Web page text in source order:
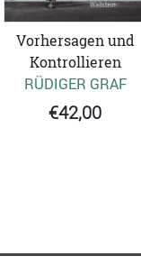
Vorhersagen und
Kontrollieren
RÜDIGER GRAF
€42,00